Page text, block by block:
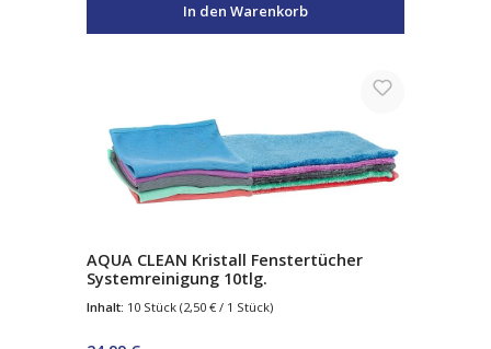
In den Warenkorb
AQUA CLEAN Kristall Fenstertücher
Systemreinigung 10tlg.
Inhalt: 10 Stück (2,50 € / 1 Stück)